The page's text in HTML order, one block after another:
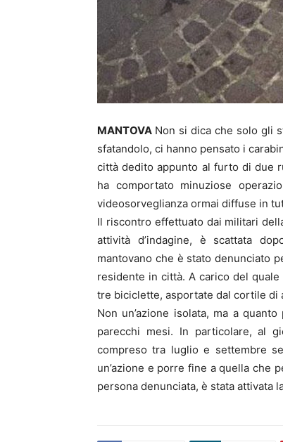
MANTOVA Non si dica che solo gli
sfatandolo, ci hanno pensato i
città dedito appunto al furto di due
ha comportato minuziose
videosorveglianza ormai diffuse in
Il riscontro effettuato dai militari
attività d’indagine, è scattata
mantovano che è stato denunciato
residente in città. A carico del
tre biciclette, asportate dal cortile di
Non un’azione isolata, ma a
parecchi mesi. In particolare, al
compreso tra luglio e settembre
un’azione e porre fine a quella che
persona denunciata, è stata attivata